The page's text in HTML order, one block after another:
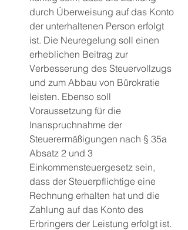
durch Überweisung auf das Konto
der unterhaltenen Person erfolgt
ist. Die Neuregelung soll einen
erheblichen Beitrag zur
Verbesserung des Steuervollzugs
und zum Abbau von Bürokratie
leisten. Ebenso soll
Voraussetzung für die
Inanspruchnahme der
Steuerermäßigungen nach § 35a
Absatz 2 und 3
Einkommensteuergesetz sein,
dass der Steuerpflichtige eine
Rechnung erhalten hat und die
Zahlung auf das Konto des
Erbringers der Leistung erfolgt ist.